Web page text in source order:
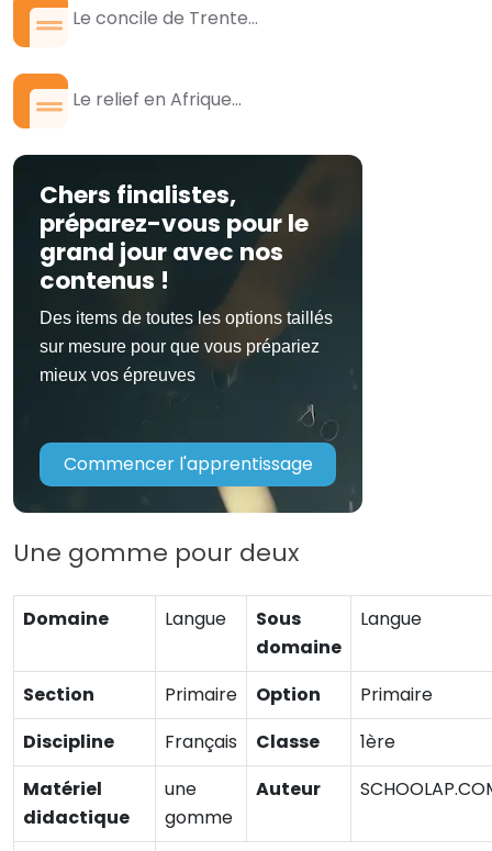
Le concile de Trente...
Le relief en Afrique...
Chers finalistes,
préparez-vous pour le
grand jour avec nos
contenus !
Des items de toutes les options taillés
sur mesure pour que vous prépariez
mieux vos épreuves
Commencer l'apprentissage
Une gomme pour deux
Domaine Langue
Sous
domaine
Langue
Section Primaire Option
Primaire
Discipline
Français Classe
1ère
Matériel
didactique
une
gomme
Auteur